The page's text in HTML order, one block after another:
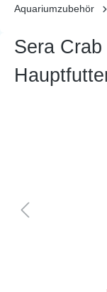
Aquariumzubehör
Sera
Bildergalerie